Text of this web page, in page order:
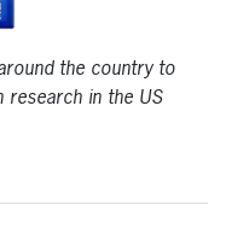
the country to
research in the US